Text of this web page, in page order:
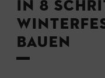
IN 8
BAUEN